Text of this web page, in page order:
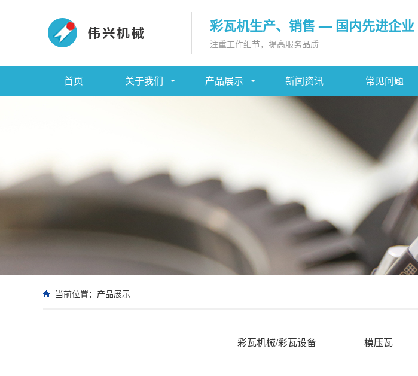
彩瓦机生产、销售 — 国内先进企业
注重工作细节，提高服务品质
首页 关于我们 产品展示 新闻资讯 常见问题
当前位置： 产品展示
彩瓦机械/彩瓦设备 模压瓦